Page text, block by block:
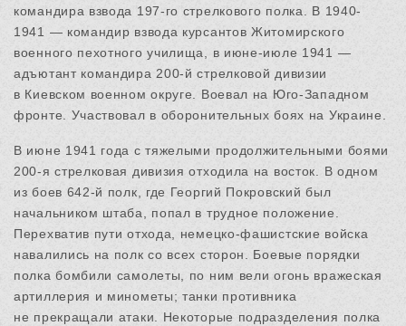
командира взвода 197-го стрелкового полка. В 1940-
1941 — командир взвода курсантов Житомирского
военного пехотного училища, в июне-июле 1941 —
адъютант командира 200-й стрелковой дивизии
в Киевском военном округе. Воевал на Юго-Западном
фронте. Участвовал в оборонительных боях на Украине.
В июне 1941 года с тяжелыми продолжительными боями
200-я стрелковая дивизия отходила на восток. В одном
из боев 642-й полк, где Георгий Покровский был
начальником штаба, попал в трудное положение.
Перехватив пути отхода, немецко-фашистские войска
навалились на полк со всех сторон. Боевые порядки
полка бомбили самолеты, по ним вели огонь вражеская
артиллерия и минометы; танки противника
не прекращали атаки. Некоторые подразделения полка